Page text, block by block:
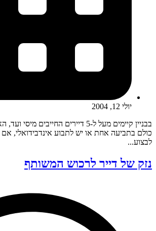
יולי 12, 2004
בבניין קיימים מעל ל-5 דיירים החייבים
כולם בתביעה אחת או יש לתבוע אינדבידואלי, אם
לבצוע...
נזק של דייר לרכוש המשותף